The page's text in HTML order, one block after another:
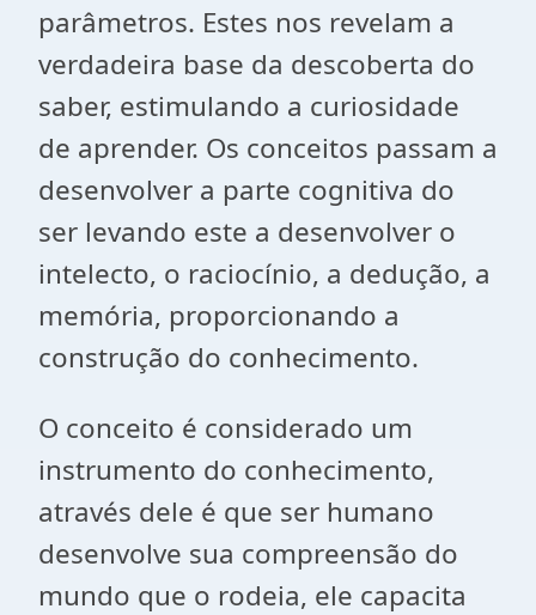
parâmetros. Estes nos revelam a
verdadeira base da descoberta do
saber, estimulando a curiosidade
de aprender. Os conceitos passam a
desenvolver a parte cognitiva do
ser levando este a desenvolver o
intelecto, o raciocínio, a dedução, a
memória, proporcionando a
construção do conhecimento.
O conceito é considerado um
instrumento do conhecimento,
através dele é que ser humano
desenvolve sua compreensão do
mundo que o rodeia, ele capacita